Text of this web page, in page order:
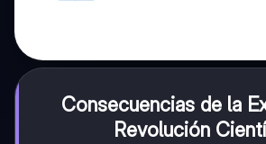
Consecuencias de la
Revolución